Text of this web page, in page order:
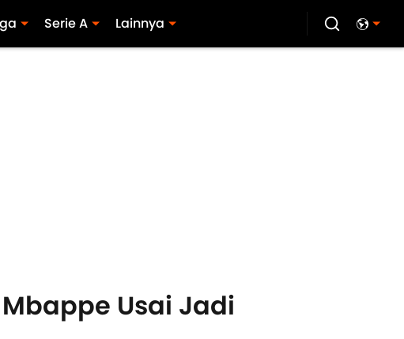
Serie A Lainnya
Usai Jadi